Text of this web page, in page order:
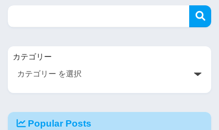
カテゴリー
Popular Posts